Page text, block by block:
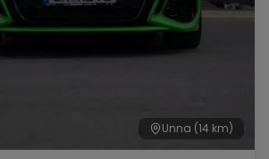
Chevrolet Dodge
Aston Martin
Unna (14 km)